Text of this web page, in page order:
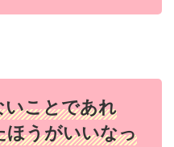
いことであれ
ほうがいいなっ